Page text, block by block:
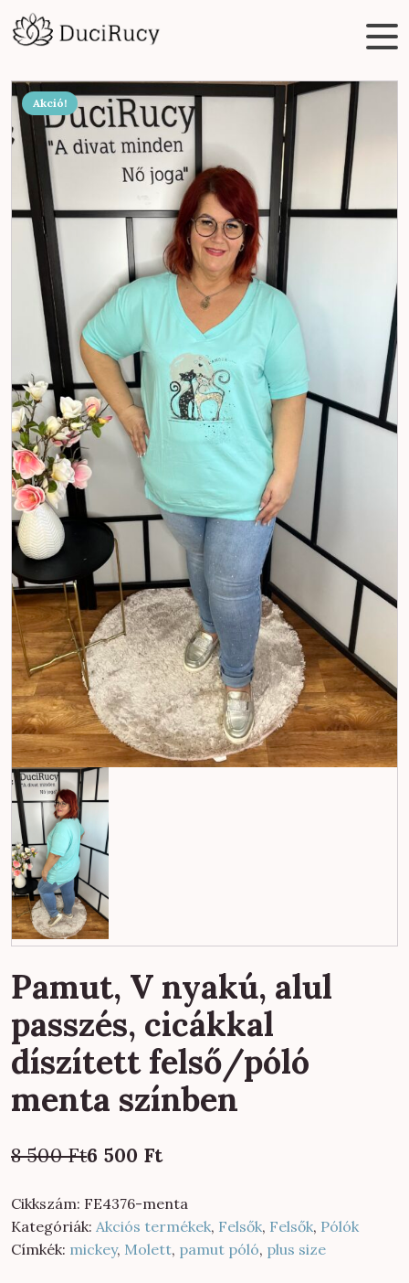
Akció!
Pamut, V nyakú, alul
passzés, cicákkal
díszített felső/póló
menta színben
8 500Ft
Original
was:
8
500 Ft.
6 500 Ft
Current
is:
6
500 Ft.
Cikkszám: FE4376-menta
Kategóriák: Akciós termékek, Felsők, Felsők, Pólók
Címkék: mickey, Molett, pamut póló, plus size